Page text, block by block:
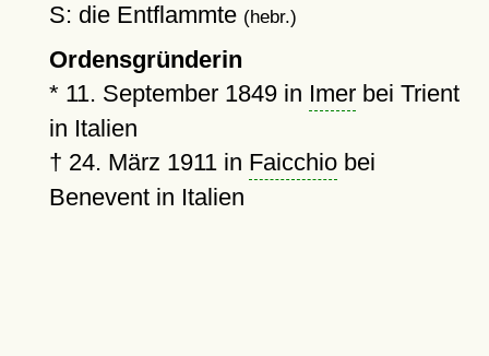
S: die Entflammte (hebr.)
Ordensgründerin
* 11. September 1849in Imerbei Trient
in Italien
† 24. März 1911in Faicchiobei
Benevent in Italien